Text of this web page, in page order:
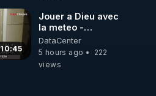
10:45
Jouer a Dieu avec
la meteo -
Citoicitoyen
DataCenter
5 hours ago
222
views